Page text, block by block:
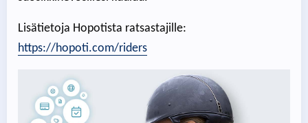
Lisätietoja Hopotista ratsastajille:
https://hopoti.com/riders